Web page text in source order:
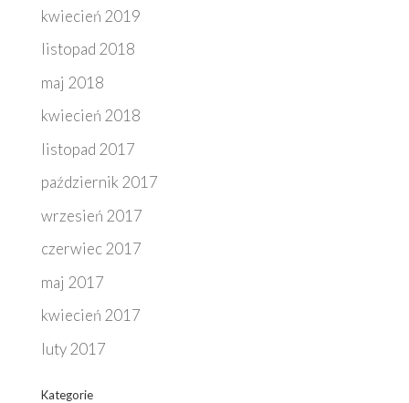
kwiecień 2019
listopad 2018
maj 2018
kwiecień 2018
listopad 2017
październik 2017
wrzesień 2017
czerwiec 2017
maj 2017
kwiecień 2017
luty 2017
Kategorie